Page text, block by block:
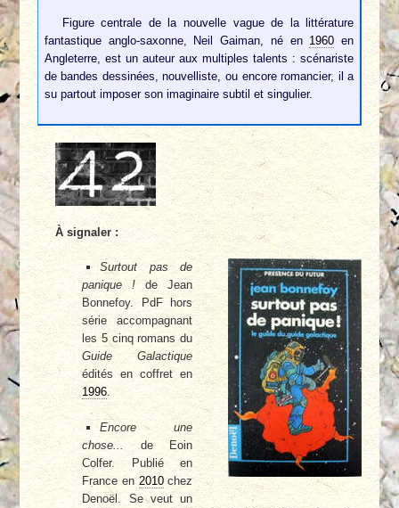
Figure centrale de la nouvelle vague de la littérature
fantastique anglo-saxonne, Neil Gaiman, né en 1960 en
Angleterre, est un auteur aux multiples talents : scénariste
de bandes dessinées, nouvelliste, ou encore romancier, il a
su partout imposer son imaginaire subtil et singulier.
À signaler :
Surtout pas de
panique ! de Jean
Bonnefoy. PdF hors
série accompagnant
les 5 cinq romans du
Guide Galactique
édités en coffret en
1996.
Encore une
chose...
de Eoin
Colfer. Publié en
France en2010chez
Denoël. Se veut un